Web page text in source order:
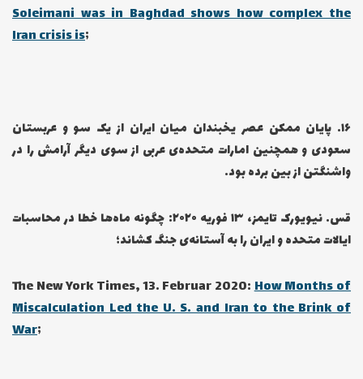
Soleimani was in Baghdad shows how complex the
Iran crisis is;
۱۶… پایان ممکن عصر یخبندان میان ایران از یک سو و عربستان
سعودی و همچنین امارات متحده‌ی عربی از سوی دیگر آرامش را در
واشنگتن از بین برده بود.
قس. نیویورک تایمز، ۱۳ فوریه ۲۰۲۰: چگونه ماه‌ها خطا در محاسبات
ایالات متحده و ایران را به آستانه‌ی جنگ کشاند؛
The New York Times, 13. Februar 2020:How Months of
Miscalculation Led the U. S. and Iran to the Brink of
War;